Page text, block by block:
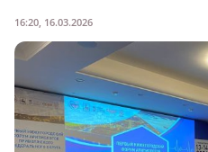
16:20, 16.03.2026